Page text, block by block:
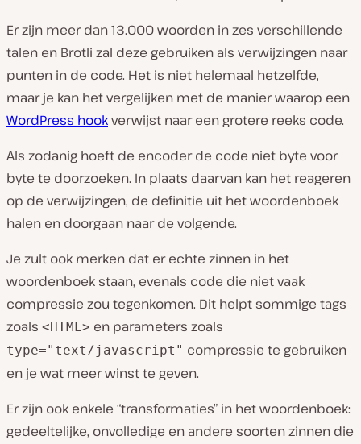
Er zijn meer dan 13.000 woorden in zes verschillende
talen en Brotli zal deze gebruiken als verwijzingen naar
punten in de code. Het is niet helemaal hetzelfde,
maar je kan het vergelijken met de manier waarop een
WordPress hookverwijst naar een grotere reeks code.
Als zodanig hoeft de encoder de code niet byte voor
byte te doorzoeken. In plaats daarvan kan het reageren
op de verwijzingen, de definitie uit het woordenboek
halen en doorgaan naar de volgende.
Je zult ook merken dat er echte zinnen in het
woordenboek staan, evenals code die niet vaak
compressie zou tegenkomen. Dit helpt sommige tags
zoals <HTML> en parameters zoals
type="text/javascript" compressie te gebruiken
en je wat meer winst te geven.
Er zijn ook enkele “transformaties” in het woordenboek:
gedeeltelijke, onvolledige en andere soorten zinnen die